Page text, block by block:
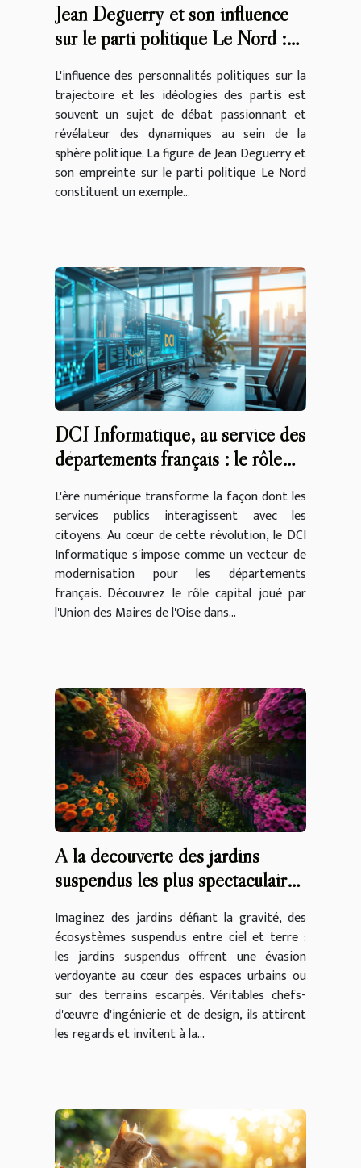
Jean Deguerry et son influence
sur le parti politique Le Nord :
L'influence des personnalités politiques sur la
trajectoire et les idéologies des partis est
souvent un sujet de débat passionnant et
révélateur des dynamiques au sein de la
sphère politique. La figure de Jean Deguerry et
son empreinte sur le parti politique Le Nord
constituent un exemple...
DCI Informatique, au service des
départements français : le rôle
l'Oise
L'ère numérique transforme la façon dont les
services publics interagissent avec les
citoyens. Au cœur de cette révolution, le DCI
Informatique s'impose comme un vecteur de
modernisation pour les départements
français. Découvrez le rôle capital joué par
l'Union des Maires de l'Oise dans...
A la découverte des jardins
suspendus les plus spectaculaires
Imaginez des jardins défiant la gravité, des
écosystèmes suspendus entre ciel et terre :
les jardins suspendus offrent une évasion
verdoyante au cœur des espaces urbains ou
sur des terrains escarpés. Véritables chefs-
d'œuvre d'ingénierie et de design, ils attirent
les regards et invitent à la...